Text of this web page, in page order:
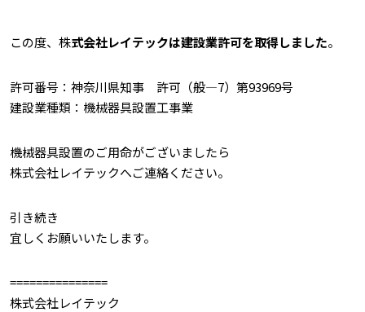
この度、株式会社レイテックは建設業許可を取得しました。
許可番号：神奈川県知事 許可（般―7）第93969号
建設業種類：機械器具設置工事業
機械器具設置のご用命がございましたら
株式会社レイテックへご連絡ください。
引き続き
宜しくお願いいたします。
===============
株式会社レイテック